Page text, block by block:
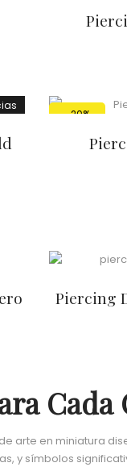
-20%
Piercing
Cada
en miniatura
y símbolos